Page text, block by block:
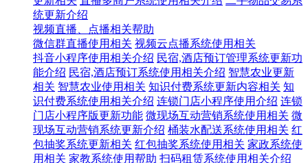
统更新介绍
视频直播、点播相关帮助
微信群直播使用相关 视频云点播系统使用相关
抖音小程序使用相关介绍 民宿,酒店预订管理系统更新功
能介绍 民宿,酒店预订系统使用相关介绍 智慧农业更新
相关 智慧农业使用相关 知识付费系统更新内容相关 知
识付费系统使用相关介绍 连锁门店小程序使用介绍 连锁
门店小程序版更新功能 微现场互动营销系统使用相关 微
现场互动营销系统更新介绍 桶装水配送系统使用相关 红
包抽奖系统更新相关 红包抽奖系统使用相关 家政系统使
用相关 家教系统使用帮助 扫码租赁系统使用相关介绍